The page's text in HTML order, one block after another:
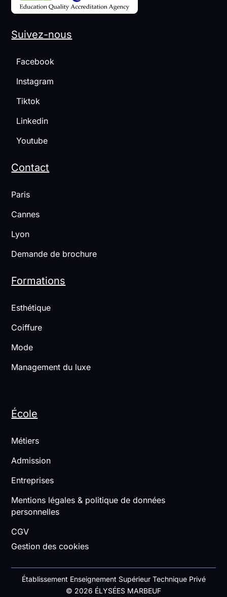
Suivez-nous
Facebook
Instagram
Tiktok
Linkedin
Youtube
Contact
Paris
Cannes
Lyon
Demande de brochure
Formations
Esthétique
Coiffure
Mode
Management du luxe
École
Métiers
Admission
Entreprises
Mentions légales & politique de données
personnelles
CGV
Gestion des cookies
Établissement Enseignement Supérieur Technique Privé
© 2026 ÉLYSÉES MARBEUF